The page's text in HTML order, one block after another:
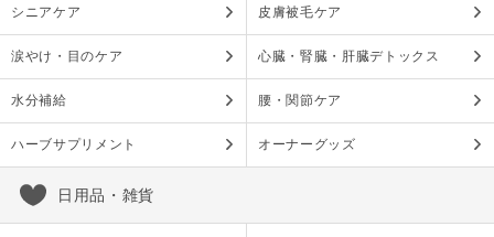
シニアケア 皮膚被毛ケア
涙やけ・目のケア 心臓・腎臓・肝臓デトックス
水分補給 腰・関節ケア
ハーブサプリメント オーナーグッズ
日用品・雑貨